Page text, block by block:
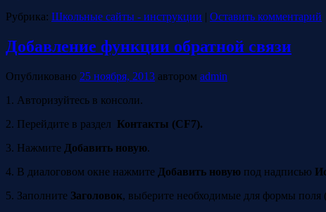
Рубрика: Школьные сайты - инструкции | Оставить комментарий
Добавление функции обратной связи
Опубликовано 25 ноября, 2013 автором admin
1. Авторизуйтесь в консоли.
2. Перейдите в раздел Контакты (CF7).
3. Нажмите Добавить новую.
4. В диалоговом окне нажмите Добавить новую под надписью
5. Заполните Заголовок, выберите необходимые для формы